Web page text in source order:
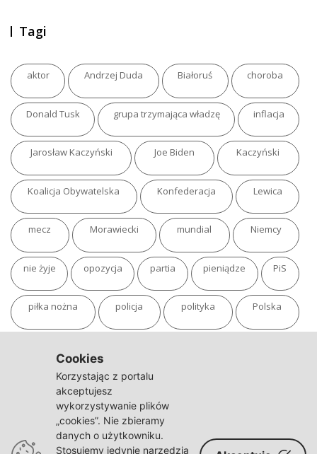
Tagi
aktor Andrzej Duda Białoruś choroba
Donald Tusk grupa trzymająca władzę inflacja
Jarosław Kaczyński Joe Biden Kaczyński
Koalicja Obywatelska Konfederacja Lewica
mecz Morawiecki mundial Niemcy
nie żyje opozycja partia pieniądze PiS
piłka nożna policja polityka Polska
sąd TVN
Warszawa wojna
Cookies
Korzystając z portalu
akceptujesz
wykorzystywanie plików
„cookies”. Nie zbieramy
danych o użytkowniku.
Stosujemy jedynie narzędzia